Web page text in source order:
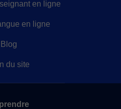
en ligne
en ligne
Blog
du site